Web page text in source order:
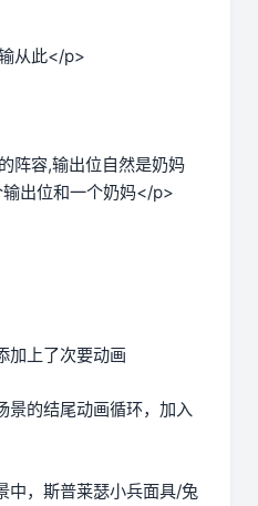
从此</p>
阵容,输出位自然是奶妈
出位和一个奶妈</p>
加上了次要动画
景的结尾动画循环，加入
中，斯普莱瑟小兵面具/兔